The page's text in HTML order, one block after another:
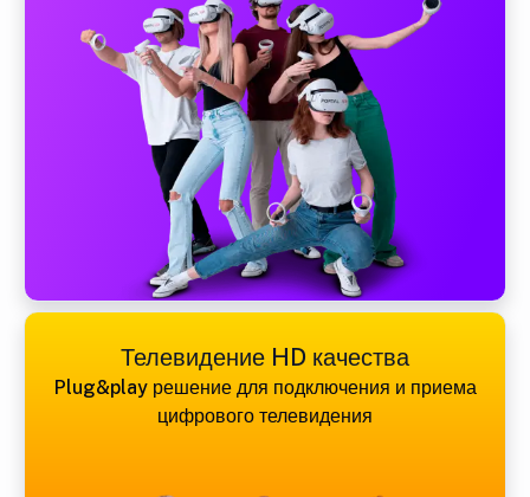
Телевидение HD качества
Plug&play решение для подключения и приема
цифрового телевидения